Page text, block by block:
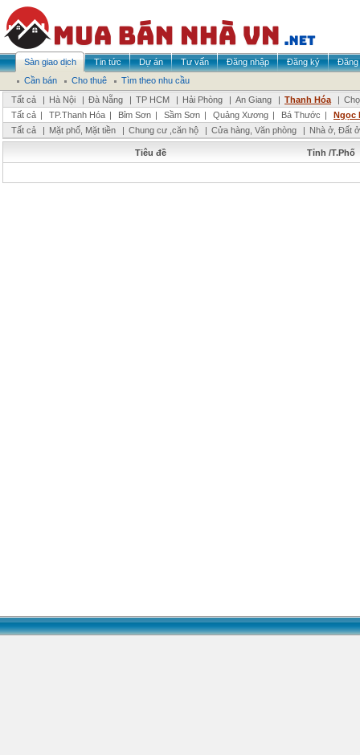
Sàn giao dịch Tin tức Dự án Tư vấn Đăng nhập Đăng ký
Đăng
Cần bán
Cho thuê
Tìm theo nhu cầu
Tất cả
| Hà Nội | Đà Nẵng | TP HCM | Hải Phòng | An Giang | Thanh Hóa |
Tất cả | TP.Thanh Hóa | Bỉm Sơn | Sầm Sơn | Quảng Xương | Bá Thước |
Ngọc
Tất cả
| Mặt phố, Mặt tiền | Chung cư ,căn hộ | Cửa hàng, Văn phòng | Nhà ở, Đất ở
Tiêu đề Tỉnh /T.Phố